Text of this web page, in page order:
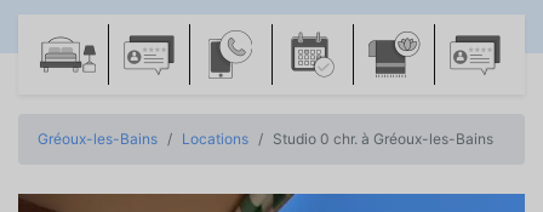
Gréoux-les-Bains Locations Studio 0 chr. à Gréoux-les-Bains